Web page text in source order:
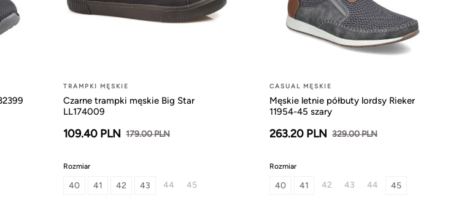
TRAMPKI MĘSKIE
Czarne trampki męskie Big Star
LL174009
109.40 PLN 179.00 PLN
Rozmiar
40 41 42 43 44 45
CASUAL MĘSKIE
Męskie letnie półbuty lordsy Rieker
11954-45 szary
263.20 PLN 329.00 PLN
Rozmiar
40 41 42 43 44 45